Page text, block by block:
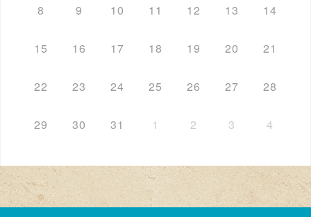
8 9 10 11 12 13 14
15 16 17 18 19 20 21
22 23 24 25 26 27 28
29 30 31 1 2 3 4